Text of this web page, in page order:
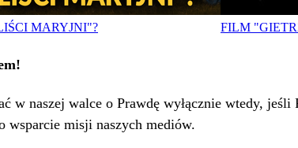
MARYJNI"? FILM
w naszej walce o Prawdę wyłącznie wtedy,
wsparcie misji naszych mediów.